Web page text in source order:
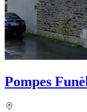
Pompes